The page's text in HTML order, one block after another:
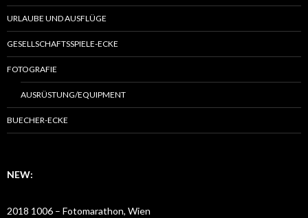
URLAUBE UND AUSFLÜGE
GESELLSCHAFTSSPIELE-ECKE
FOTOGRAFIE
AUSRÜSTUNG/EQUIPMENT
BUECHER-ECKE
NEW:
2018 1006 – Fotomarathon, Wien